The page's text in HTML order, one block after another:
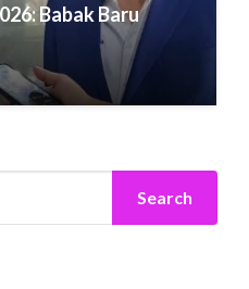
Babak Baru
Search